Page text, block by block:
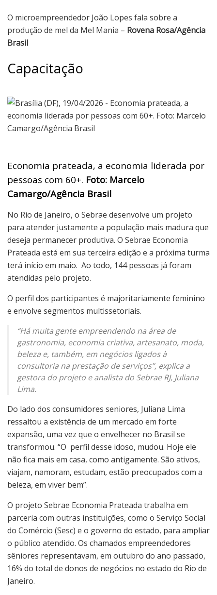
O microempreendedor João Lopes fala sobre a
produção de mel da Mel Mania – Rovena Rosa/Agência
Brasil
Capacitação
Economia prateada, a economia liderada por
pessoas com 60+. Foto: Marcelo
Camargo/Agência Brasil
No Rio de Janeiro, o Sebrae desenvolve um projeto
para atender justamente a população mais madura que
deseja permanecer produtiva. O Sebrae Economia
Prateada está em sua terceira edição e a próxima turma
terá início em maio. Ao todo, 144 pessoas já foram
atendidas pelo projeto.
O perfil dos participantes é majoritariamente feminino
e envolve segmentos multissetoriais.
“Há muita gente empreendendo na área de
gastronomia, economia criativa, artesanato, moda,
beleza e, também, em negócios ligados à
consultoria na prestação de serviços”, explica a
gestora do projeto e analista do Sebrae RJ, Juliana
Lima.
Do lado dos consumidores seniores, Juliana Lima
ressaltou a existência de um mercado em forte
expansão, uma vez que o envelhecer no Brasil se
transformou. “O perfil desse idoso, mudou. Hoje ele
não fica mais em casa, como antigamente. São ativos,
viajam, namoram, estudam, estão preocupados com a
beleza, em viver bem”.
O projeto Sebrae Economia Prateada trabalha em
parceria com outras instituições, como o Serviço Social
do Comércio (Sesc) e o governo do estado, para ampliar
o público atendido. Os chamados empreendedores
sêniores representavam, em outubro do ano passado,
16% do total de donos de negócios no estado do Rio de
Janeiro.